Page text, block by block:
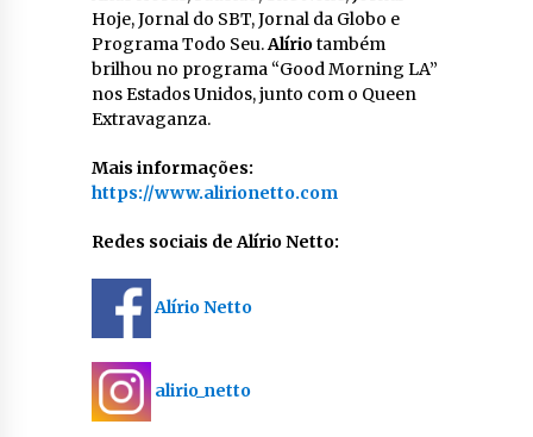
Hoje, Jornal do SBT, Jornal da Globo e
Programa Todo Seu.Alíriotambém
brilhou no programa “Good Morning LA”
nos Estados Unidos, junto com o Queen
Extravaganza.
Mais informações:
https://www.alirionetto.com
Redes sociais de Alírio Netto:
Alírio Netto
alirio_netto